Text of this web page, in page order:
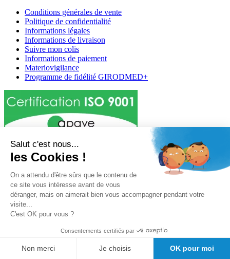
Conditions générales de vente
Politique de confidentialité
Informations légales
Informations de livraison
Suivre mon colis
Informations de paiement
Materiovigilance
Programme de fidélité GIRODMED+
Girodmedical est également présent dans 23 pays
Tous les dispositifs médicaux présentés sur ce site sont conformes
aux articlesL 5213-3du code de la santé publique et à l'arrêté du
21 décembre 2012 fixant la liste des dispositifs médicaux autorisés à
faire l'objet d'une publicité auprès du public, ainsi qu'à l'article
5213-1du code de la santé publique. Par conséquent, ils peuvent
être légalement promus et rendus accessibles au public.
© 2026 Girodmedical. Tous droits réservés.
Salut c'est nous...
les Cookies !
On a attendu d'être sûrs que le contenu de
ce site vous intéresse avant de vous
déranger, mais on aimerait bien vous accompagner pendant votre
visite...
C'est OK pour vous ?
Consentements certifiés par
Non merci Je choisis OK pour moi